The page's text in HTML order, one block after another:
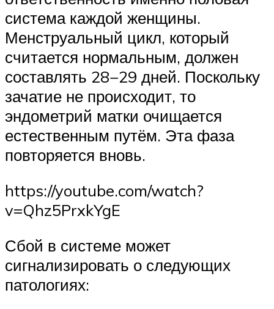
система каждой женщины.
Менструальный цикл, который
считается нормальным, должен
составлять 28−29 дней. Поскольку
зачатие не происходит, то
эндометрий матки очищается
естественным путём. Эта фаза
повторяется вновь.
https://youtube.com/watch?
v=Qhz5PrxkYgE
Сбой в системе может
сигнализировать о следующих
патологиях: